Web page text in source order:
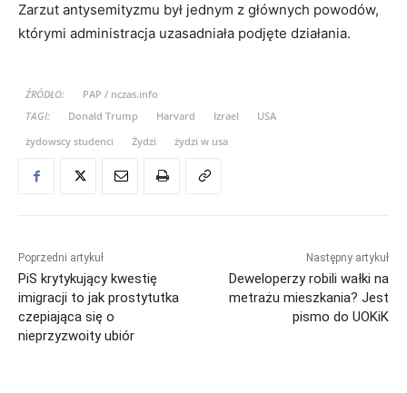
Zarzut antysemityzmu był jednym z głównych powodów,
którymi administracja uzasadniała podjęte działania.
ŹRÓDŁO:
PAP / nczas.info
TAGI:
Donald Trump Harvard Izrael
USA
żydowscy studenci
Żydzi żydzi w usa
Poprzedni artykuł
PiS krytykujący kwestię
imigracji to jak prostytutka
czepiająca się o
nieprzyzwoity ubiór
Następny artykuł
Deweloperzy robili wałki na
metrażu mieszkania? Jest
pismo do UOKiK